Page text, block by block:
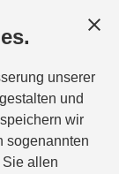
unserer
und
wir
sogenannten
allen
ÜBERSICHT